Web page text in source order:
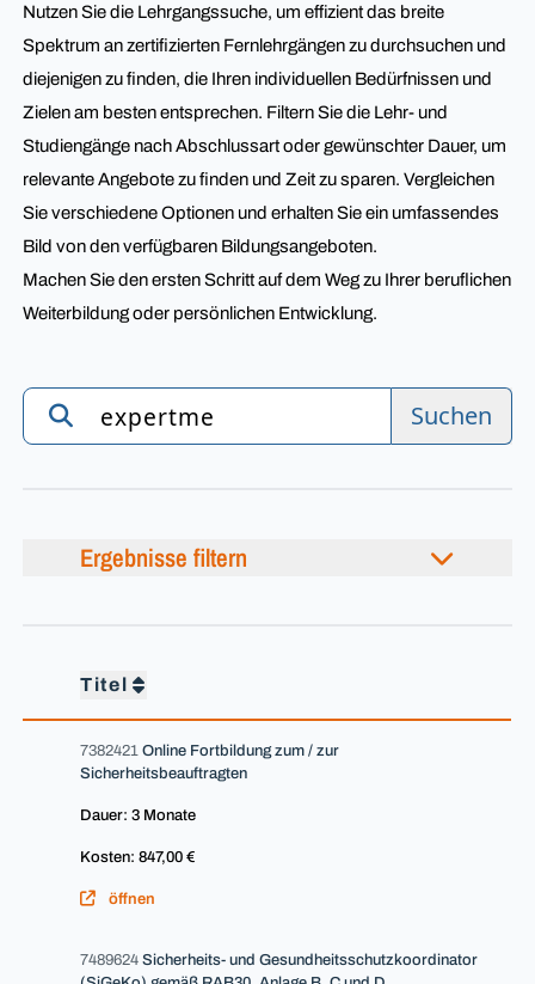
Nutzen Sie die Lehrgangssuche, um effizient das breite
Spektrum an zertifizierten Fernlehrgängen zu durchsuchen und
diejenigen zu finden, die Ihren individuellen Bedürfnissen und
Zielen am besten entsprechen. Filtern Sie die Lehr- und
Studiengänge nach Abschlussart oder gewünschter Dauer, um
relevante Angebote zu finden und Zeit zu sparen. Vergleichen
Sie verschiedene Optionen und erhalten Sie ein umfassendes
Bild von den verfügbaren Bildungsangeboten.
Machen Sie den ersten Schritt auf dem Weg zu Ihrer beruflichen
Weiterbildung oder persönlichen Entwicklung.
Suchen
Ergebnisse filtern
Titel
7382421 Online Fortbildung zum / zur
Sicherheitsbeauftragten
Dauer: 3 Monate
Kosten: 847,00 €
öffnen
7489624 Sicherheits- und Gesundheitsschutzkoordinator